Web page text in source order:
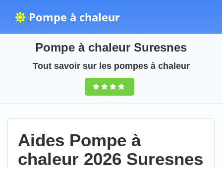
Pompe à chaleur
Pompe à chaleur Suresnes
Tout savoir sur les pompes à chaleur
9,5(100%)34
Aides Pompe à
chaleur 2026 Suresnes